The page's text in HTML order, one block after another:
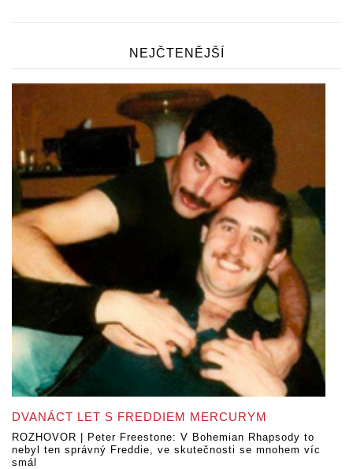
NEJČTENĚJŠÍ
DVANÁCT LET S FREDDIEM MERCURYM
ROZHOVOR | Peter Freestone: V Bohemian Rhapsody to
nebyl ten správný Freddie, ve skutečnosti se mnohem víc
smál